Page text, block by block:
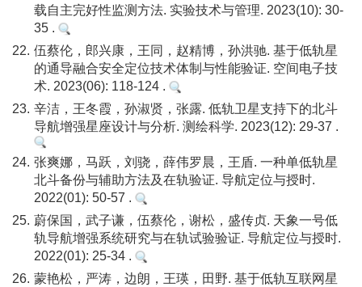
载自主完好性监测方法. 实验技术与管理. 2023(10): 30-
35 .
22. 伍蔡伦，郎兴康，王同，赵精博，孙洪驰. 基于低轨星
的通导融合安全定位技术体制与性能验证. 空间电子技
术. 2023(06): 118-124 .
23. 辛洁，王冬霞，孙淑贤，张露. 低轨卫星支持下的北斗
导航增强星座设计与分析. 测绘科学. 2023(12): 29-37 .
24. 张爽娜，马跃，刘骁，薛伟罗晨，王盾. 一种单低轨星
北斗备份与辅助方法及在轨验证. 导航定位与授时.
2022(01): 50-57 .
25. 蔚保国，武子谦，伍蔡伦，谢松，盛传贞. 天象一号低
轨导航增强系统研究与在轨试验验证. 导航定位与授时.
2022(01): 25-34 .
26. 蒙艳松，严涛，边朗，王瑛，田野. 基于低轨互联网星